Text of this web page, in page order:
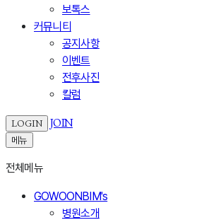
보톡스
커뮤니티
공지사항
이벤트
전후사진
칼럼
LOGIN JOIN
메뉴
전체메뉴
GOWOONBIM's
병원소개